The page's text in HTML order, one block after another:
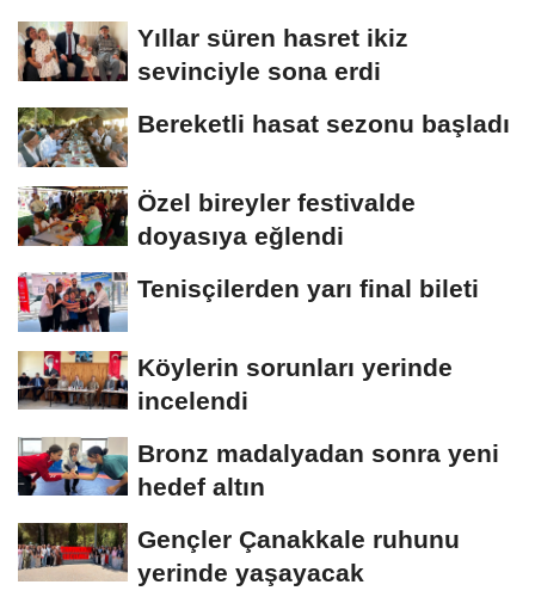
Yıllar süren hasret ikiz
sevinciyle sona erdi
Bereketli hasat sezonu başladı
Özel bireyler festivalde
doyasıya eğlendi
Tenisçilerden yarı final bileti
Köylerin sorunları yerinde
incelendi
Bronz madalyadan sonra yeni
hedef altın
Gençler Çanakkale ruhunu
yerinde yaşayacak